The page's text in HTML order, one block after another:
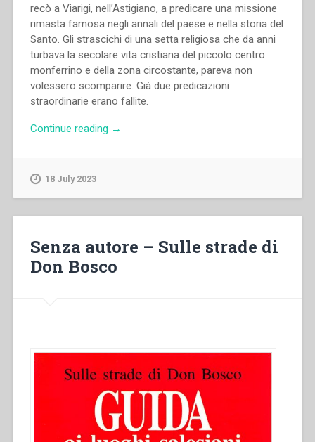
recò a Viarigi, nell’Astigiano, a predicare una missione
rimasta famosa negli annali del paese e nella storia del
Santo. Gli strascichi di una setta religiosa che da anni
turbava la secolare vita cristiana del piccolo centro
monferrino e della zona circostante, pareva non
volessero scomparire. Già due predicazioni
straordinarie erano fallite.
Continue reading “Luigi
→
18 July 2023
Senza autore – Sulle strade di
Don Bosco